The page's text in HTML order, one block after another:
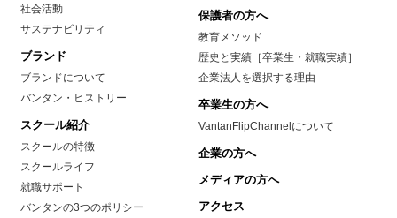
社会活動
サステナビリティ
ブランド
ブランドについて
バンタン・ヒストリー
スクール紹介
スクールの特徴
スクールライフ
就職サポート
バンタンの3つのポリシー
保護者の方へ
教育メソッド
歴史と実績［卒業生・就職実績］
企業法人を選択する理由
卒業生の方へ
VantanFlipChannelについて
企業の方へ
メディアの方へ
アクセス